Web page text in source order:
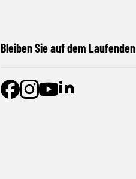
Bleiben Sie auf dem Laufenden